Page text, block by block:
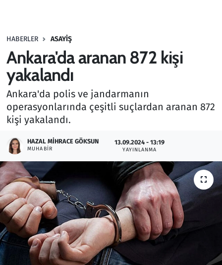
HABERLER ASAYIŞ
Ankara'da aranan 872 kişi
yakalandı
Ankara'da polis ve jandarmanın
operasyonlarında çeşitli suçlardan aranan 872
kişi yakalandı.
HAZAL MIHRACE GÖKSUN
MUHABIR
13.09.2024 - 13:19
YAYINLANMA
Haber
Kültür Sanat
Kurumsal Haberler
Lezzet Durağı
Memur ve Kamu
Otomobil
Oyun
Ramazan
Resmi İlanlar